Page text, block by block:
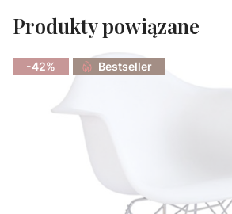
Produkty powiązane
-42% Bestseller